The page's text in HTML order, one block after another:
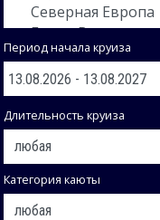
Период начала круиза
Длительность круиза
Категория каюты